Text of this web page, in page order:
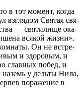
в тот момент, когда
взгля­дом Свя­тая свя­
— свя­ти­ли­ще ока­
вся­кой жиз­ни».
Он не встре­
и здо­ро­вым, и
слав­ных побед, и
наземь у дель­ты Нила,
пора­же­ние в